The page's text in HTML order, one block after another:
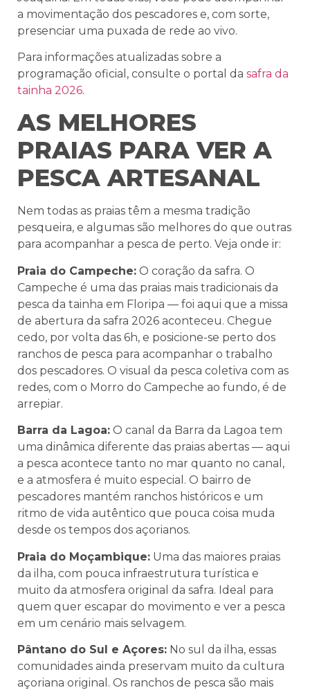
a movimentação dos pescadores e, com sorte,
presenciar uma puxada de rede ao vivo.
Para informações atualizadas sobre a
programação oficial, consulte o portal da safra da
tainha 2026.
AS MELHORES
PRAIAS PARA VER A
PESCA ARTESANAL
Nem todas as praias têm a mesma tradição
pesqueira, e algumas são melhores do que outras
para acompanhar a pesca de perto. Veja onde ir:
Praia do Campeche: O coração da safra. O
Campeche é uma das praias mais tradicionais da
pesca da tainha em Floripa — foi aqui que a missa
de abertura da safra 2026 aconteceu. Chegue
cedo, por volta das 6h, e posicione-se perto dos
ranchos de pesca para acompanhar o trabalho
dos pescadores. O visual da pesca coletiva com as
redes, com o Morro do Campeche ao fundo, é de
arrepiar.
Barra da Lagoa: O canal da Barra da Lagoa tem
uma dinâmica diferente das praias abertas — aqui
a pesca acontece tanto no mar quanto no canal,
e a atmosfera é muito especial. O bairro de
pescadores mantém ranchos históricos e um
ritmo de vida autêntico que pouca coisa muda
desde os tempos dos açorianos.
Praia do Moçambique: Uma das maiores praias
da ilha, com pouca infraestrutura turística e
muito da atmosfera original da safra. Ideal para
quem quer escapar do movimento e ver a pesca
em um cenário mais selvagem.
Pântano do Sul e Açores: No sul da ilha, essas
comunidades ainda preservam muito da cultura
açoriana original. Os ranchos de pesca são mais